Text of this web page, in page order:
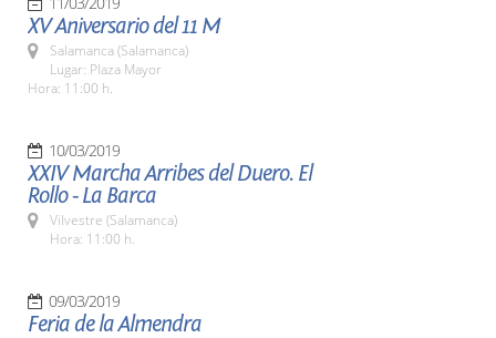
XV Aniversario del 11 M
Salamanca (Salamanca)
Lugar: Plaza Mayor
Hora: 11:00 h.
10/03/2019
XXIV Marcha Arribes del Duero. El
Rollo - La Barca
Vilvestre (Salamanca)
Hora: 11:00 h.
09/03/2019
Feria de la Almendra